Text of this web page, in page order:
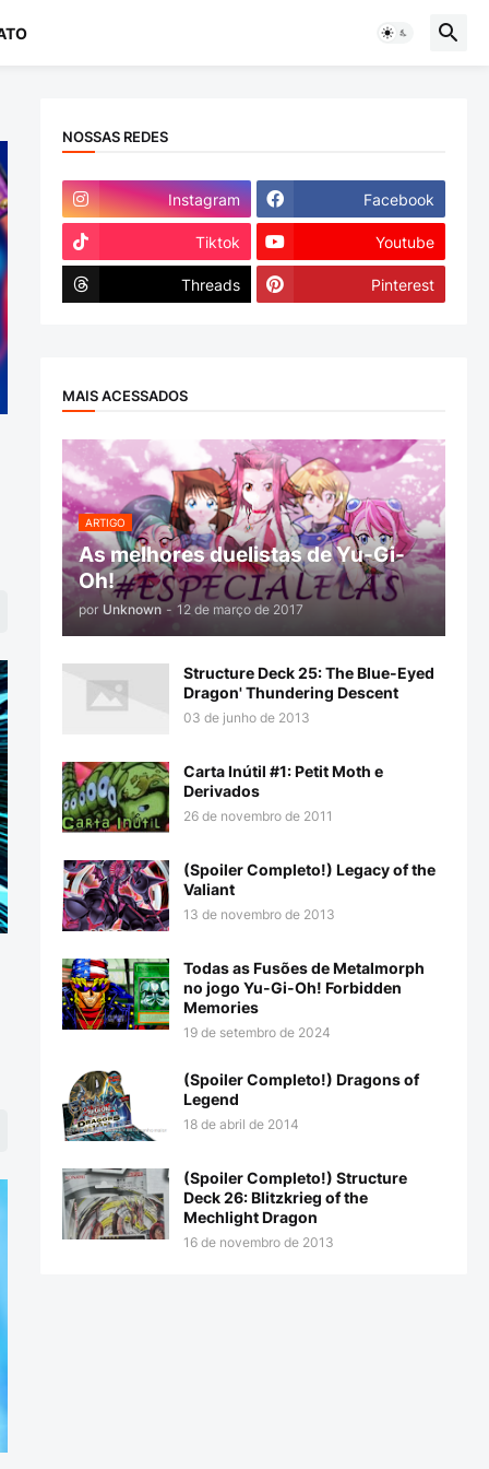
NOSSAS REDES
Instagram Facebook
Tiktok Youtube
Threads Pinterest
MAIS ACESSADOS
ARTIGO
As melhores duelistas de Yu-Gi-
Oh!
por Unknown - 12 de março de 2017
Structure Deck 25: The Blue-Eyed
Dragon' Thundering Descent
03 de junho de 2013
Carta Inútil #1: Petit Moth e
Derivados
26 de novembro de 2011
(Spoiler Completo!) Legacy of the
Valiant
13 de novembro de 2013
Todas as Fusões de Metalmorph
no jogo Yu-Gi-Oh! Forbidden
Memories
19 de setembro de 2024
(Spoiler Completo!) Dragons of
Legend
18 de abril de 2014
(Spoiler Completo!) Structure
Deck 26: Blitzkrieg of the
Mechlight Dragon
16 de novembro de 2013